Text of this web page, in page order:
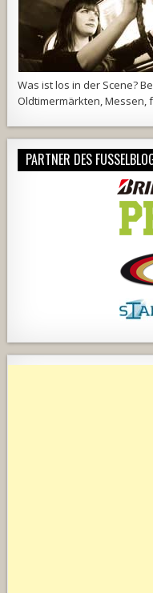
Was ist los in der Scene?
Oldtimermärkten, Messen,
PARTNER DES